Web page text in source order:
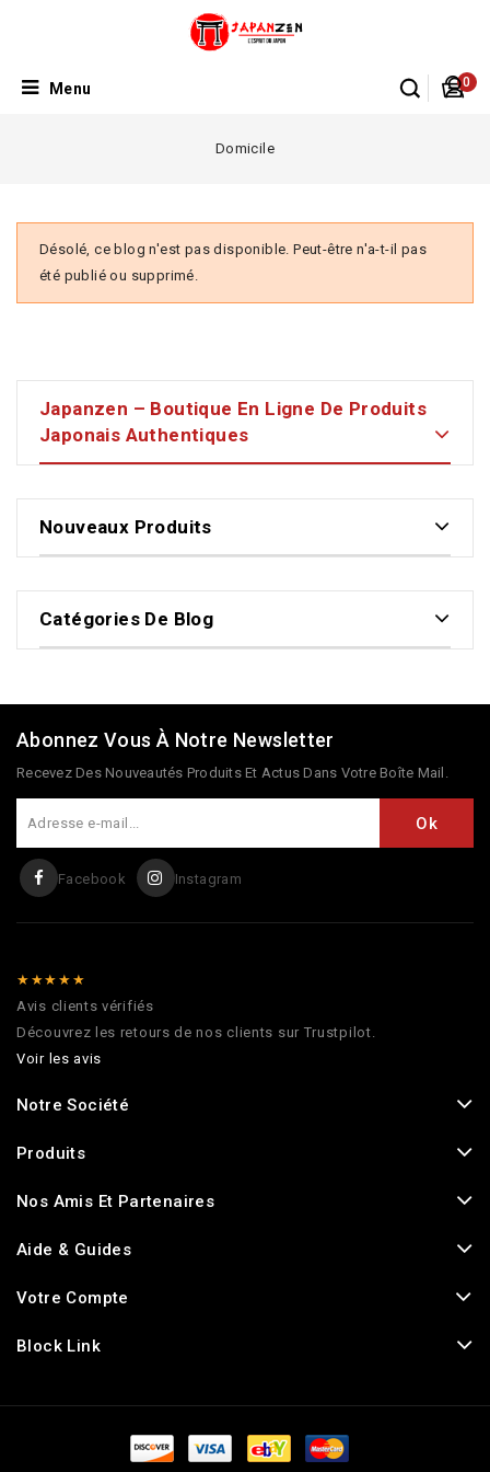
0
Menu
Domicile
Désolé, ce blog n'est pas disponible. Peut-être n'a-t-il pas
été publié ou supprimé.
Japanzen – Boutique En Ligne De Produits
Japonais Authentiques
Nouveaux Produits
Catégories De Blog
Abonnez Vous À Notre Newsletter
Recevez Des Nouveautés Produits Et Actus Dans Votre Boîte Mail.
Facebook Instagram
★★★★★
Avis clients vérifiés
Découvrez les retours de nos clients sur Trustpilot.
Voir les avis
Notre Société
Produits
Nos Amis Et Partenaires
Aide & Guides
Votre Compte
Block Link